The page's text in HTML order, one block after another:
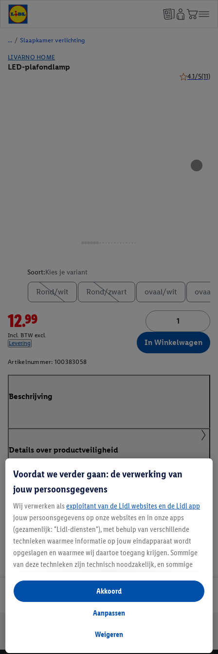
/ Slaapkamer verlichting
LIVARNO HOME
LED-plafondlamp
4.1/5(11)
Soort:Kies je variant
Rond/wit Rond/zwart ovaal/wit
12.99
Incl. BTW excl.
Levering
In Winkelwagen
Artikelnummer: 100383058
Beschrijving
Details over productveiligheid
Handleidingen en downloads
Lidl Nieuwsbrief
Veilig winkelen
Voordat we verder gaan: de verwerking van
jouw persoonsgegevens
Wij verwerken als exploitant van de Lidl websites en de Lidl app
jouw persoonsgegevens op onze websites en in onze apps
(gezamenlijk: "Lidl-diensten"), met behulp van verschillende
technieken waarmee informatie op jouw eindapparaat wordt
opgeslagen en waarmee wij daartoe toegang krijgen. Sommige
van deze technieken zijn technisch noodzakelijk, en sommige
opslaan van voorkeursinstellingen, het verzamelen en
analyseren van statistieken of voor het tonen van
gepersonaliseerde reclame binnen en buiten de Lidl-diensten.
gegevens over jouw aankoopgedrag in de winkel ook voor de
Weigeren
Aanpassen
Akkoord